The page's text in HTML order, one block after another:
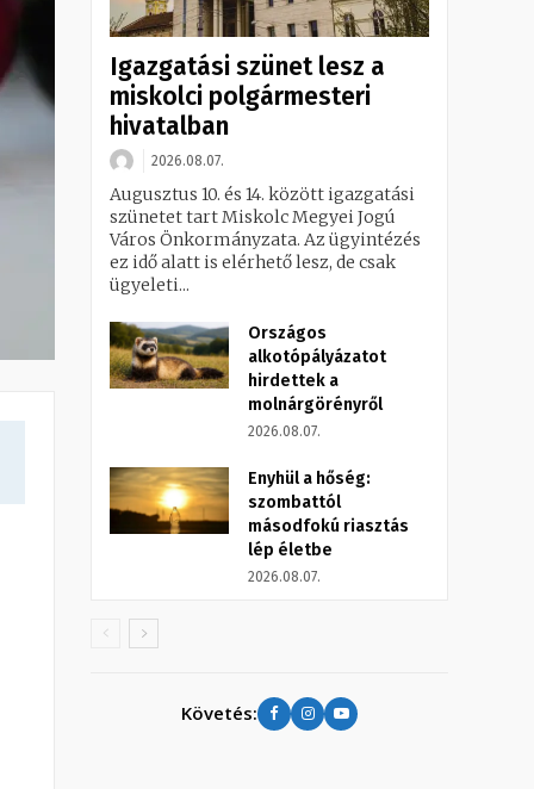
Igazgatási szünet lesz a
miskolci polgármesteri
hivatalban
2026.08.07.
Augusztus 10. és 14. között igazgatási
szünetet tart Miskolc Megyei Jogú
Város Önkormányzata. Az ügyintézés
ez idő alatt is elérhető lesz, de csak
ügyeleti...
Országos
alkotópályázatot
hirdettek a
molnárgörényről
2026.08.07.
Enyhül a hőség:
szombattól
másodfokú riasztás
lép életbe
2026.08.07.
Követés: